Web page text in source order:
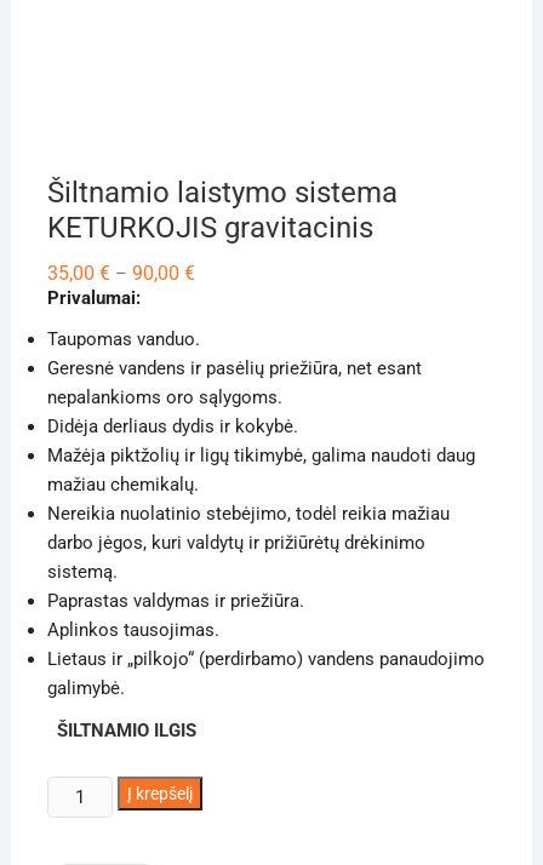
Šiltnamio laistymo sistema
KETURKOJIS gravitacinis
35,00 € – 90,00 €Price
90,00 €
Privalumai:
Taupomas vanduo.
Geresnė vandens ir pasėlių priežiūra, net esant
nepalankioms oro sąlygoms.
Didėja derliaus dydis ir kokybė.
Mažėja piktžolių ir ligų tikimybė, galima naudoti daug
mažiau chemikalų.
Nereikia nuolatinio stebėjimo, todėl reikia mažiau
darbo jėgos, kuri valdytų ir prižiūrėtų drėkinimo
sistemą.
Paprastas valdymas ir priežiūra.
Aplinkos tausojimas.
Lietaus ir „pilkojo“ (perdirbamo) vandens panaudojimo
galimybė.
ŠILTNAMIO ILGIS
produkto
kiekis:
Į krepšelį